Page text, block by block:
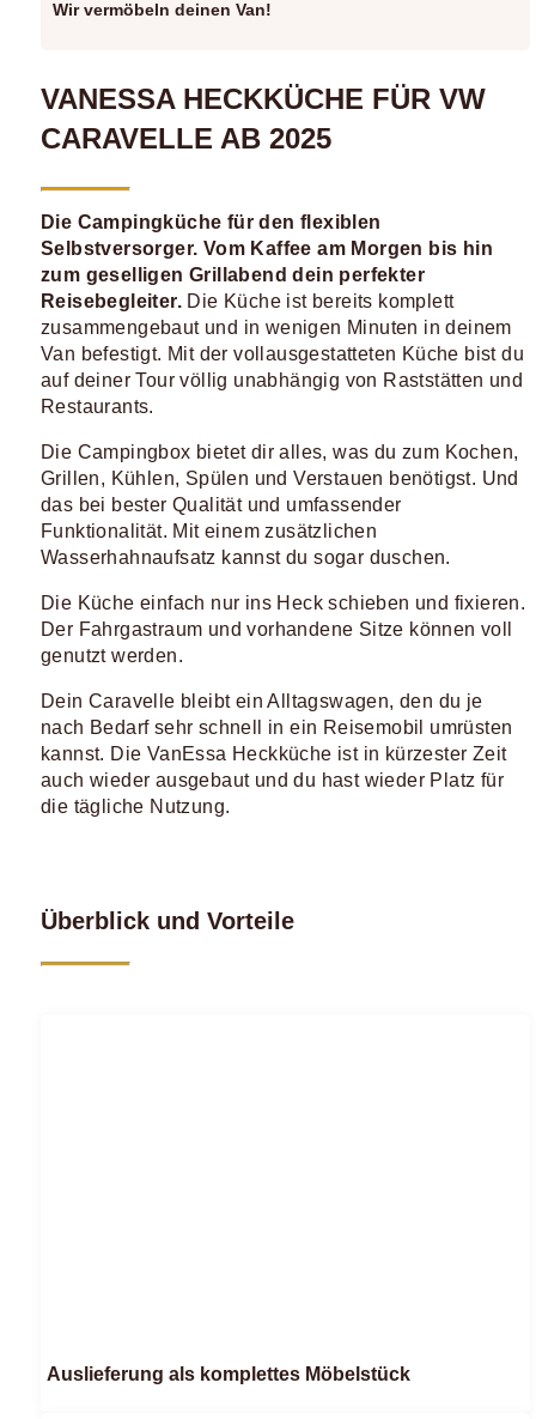
Wir vermöbeln deinen Van!
VANESSA HECKKÜCHE FÜR VW
CARAVELLE AB 2025
Die Campingküche für den flexiblen
Selbstversorger. Vom Kaffee am Morgen bis hin
zum geselligen Grillabend dein perfekter
Reisebegleiter. Die Küche ist bereits komplett
zusammengebaut und in wenigen Minuten in deinem
Van befestigt. Mit der vollausgestatteten Küche bist du
auf deiner Tour völlig unabhängig von Raststätten und
Restaurants.
Die Campingbox bietet dir alles, was du zum Kochen,
Grillen, Kühlen, Spülen und Verstauen benötigst. Und
das bei bester Qualität und umfassender
Funktionalität. Mit einem zusätzlichen
Wasserhahnaufsatz kannst du sogar duschen.
Die Küche einfach nur ins Heck schieben und fixieren.
Der Fahrgastraum und vorhandene Sitze können voll
genutzt werden.
Dein Caravelle bleibt ein Alltagswagen, den du je
nach Bedarf sehr schnell in ein Reisemobil umrüsten
kannst. Die VanEssa Heckküche ist in kürzester Zeit
auch wieder ausgebaut und du hast wieder Platz für
die tägliche Nutzung.
Überblick und Vorteile
Auslieferung als komplettes Möbelstück